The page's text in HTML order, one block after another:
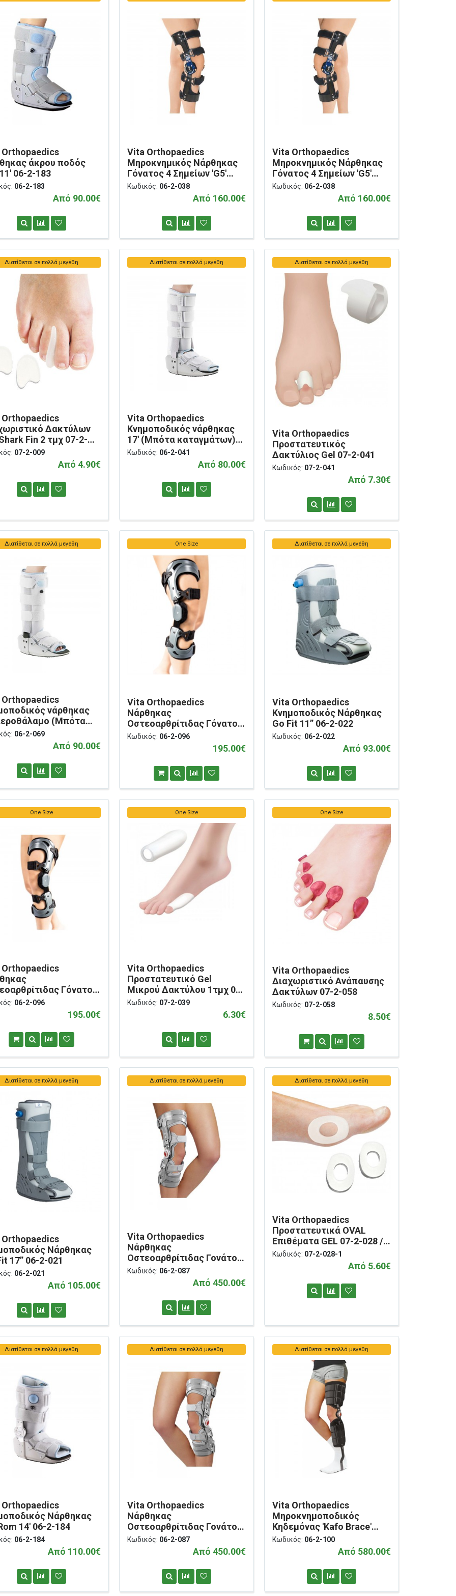
άκρου ποδός
06-2-183
06-2-183
Από 90.00€
Vita Orthopaedics
Μηροκνημικός Νάρθηκας
Γόνατος 4 Σημείων 'G5'
Δεξιός 06-2-038
Κωδικός: 06-2-038
Από 160.00€
Vita Orthopaedics
Μηροκνημικός Νάρθηκας
Γόνατος 4 Σημείων 'G5'
Αριστερός 06-2-038
Κωδικός: 06-2-038
Από 160.00€
Διατίθεται σε πολλά μεγέθη
Δακτύλων
Fin 2 τμχ 07-2-
07-2-009
Από 4.90€
Διατίθεται σε πολλά μεγέθη
Vita Orthopaedics
Κνημοποδικός νάρθηκας
17' (Μπότα καταγμάτων)
43 εκ. 06-2-041
Κωδικός: 06-2-041
Από 80.00€
Διατίθεται σε πολλά μεγέθη
Vita Orthopaedics
Προστατευτικός
Δακτύλιος Gel 07-2-041
Κωδικός: 07-2-041
Από 7.30€
Διατίθεται σε πολλά μεγέθη
νάρθηκας
(Μπότα
43 εκ. 'AIR 17'
06-2-069
Από 90.00€
One Size
Vita Orthopaedics
Νάρθηκας
Οστεοαρθρίτιδας Γόνατος
“ΟΑ Knee Brace” Δεξιός 06-
Κωδικός: 06-2-096
195.00€
Διατίθεται σε πολλά μεγέθη
Vita Orthopaedics
Κνημοποδικός Νάρθηκας
Go Fit 11” 06-2-022
Κωδικός: 06-2-022
Από 93.00€
One Size
Γόνατος
Brace” Αριστερός
06-2-096
195.00€
One Size
Vita Orthopaedics
Προστατευτικό Gel
Μικρού Δακτύλου 1τμχ 07-
2-039
Κωδικός: 07-2-039
6.30€
One Size
Vita Orthopaedics
Διαχωριστικό Ανάπαυσης
Δακτύλων 07-2-058
Κωδικός: 07-2-058
8.50€
Διατίθεται σε πολλά μεγέθη
Νάρθηκας
17” 06-2-021
06-2-021
Από 105.00€
Διατίθεται σε πολλά μεγέθη
Vita Orthopaedics
Nάρθηκας
Οστεοαρθρίτιδας Γονάτου
'Spartan' Δεξιός 06-2-087
Κωδικός: 06-2-087
Από 450.00€
Διατίθεται σε πολλά μεγέθη
Vita Orthopaedics
Προστατευτικά OVAL
Επιθέματα GEL 07-2-028 /
07-2-031
Κωδικός: 07-2-028-1
Από 5.60€
Διατίθεται σε πολλά μεγέθη
Νάρθηκας
14' 06-2-184
06-2-184
Από 110.00€
Διατίθεται σε πολλά μεγέθη
Vita Orthopaedics
Nάρθηκας
Οστεοαρθρίτιδας Γονάτου
'Spartan' Αριστερός 06-2-
Κωδικός: 06-2-087
Από 450.00€
Διατίθεται σε πολλά μεγέθη
Vita Orthopaedics
Μηροκνημοποδικός
Κηδεμόνας 'Kafo Brace'
Δεξιός 06-2-100
Κωδικός: 06-2-100
Από 580.00€